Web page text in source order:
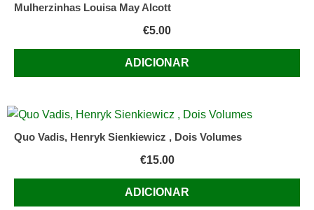
Primeira
O
e
novelas
em
Mulherzinhas Louisa May Alcott
€5.00
ADICIONAR
Quo Vadis, Henryk Sienkiewicz , Dois Volumes
€15.00
ADICIONAR